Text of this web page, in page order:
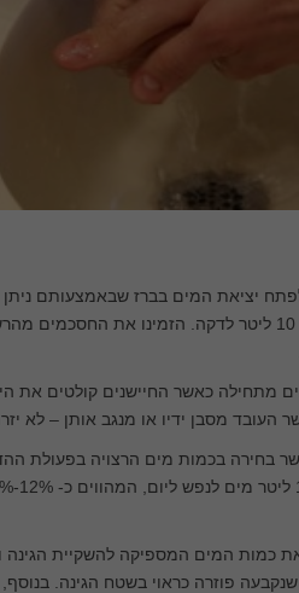
יציאת המים בברז שבאמצעותם
הצריכה בכל פעולה, ולהשתמש ב- 4-8 ליטר במקום 10 ליטר לדקה.
מתחילה כאשר החיישנים קולטים את
מסבן ידיו או מנגב אותן – לא
בחירה בכמות מים הרצויה בפעולת
כמות המים המספיקה להשקיית הגינה
פוזרה כראוי בשטח הגינה.